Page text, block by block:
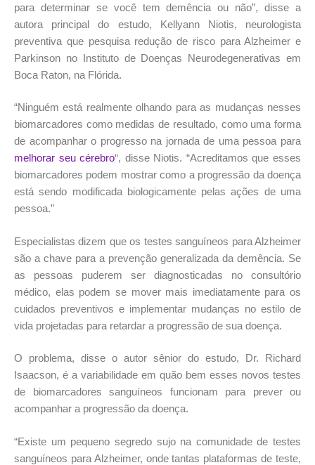
para determinar se você tem demência ou não”, disse a
autora principal do estudo, Kellyann Niotis, neurologista
preventiva que pesquisa redução de risco para Alzheimer e
Parkinson no Instituto de Doenças Neurodegenerativas em
Boca Raton, na Flórida.
“Ninguém está realmente olhando para as mudanças nesses
biomarcadores como medidas de resultado, como uma forma
de acompanhar o progresso na jornada de uma pessoa para
melhorar seu cérebro“, disse Niotis. “Acreditamos que esses
biomarcadores podem mostrar como a progressão da doença
está sendo modificada biologicamente pelas ações de uma
pessoa.”
Especialistas dizem que os testes sanguíneos para Alzheimer
são a chave para a prevenção generalizada da demência. Se
as pessoas puderem ser diagnosticadas no consultório
médico, elas podem se mover mais imediatamente para os
cuidados preventivos e implementar mudanças no estilo de
vida projetadas para retardar a progressão de sua doença.
O problema, disse o autor sênior do estudo, Dr. Richard
Isaacson, é a variabilidade em quão bem esses novos testes
de biomarcadores sanguíneos funcionam para prever ou
acompanhar a progressão da doença.
“Existe um pequeno segredo sujo na comunidade de testes
sanguíneos para Alzheimer, onde tantas plataformas de teste,